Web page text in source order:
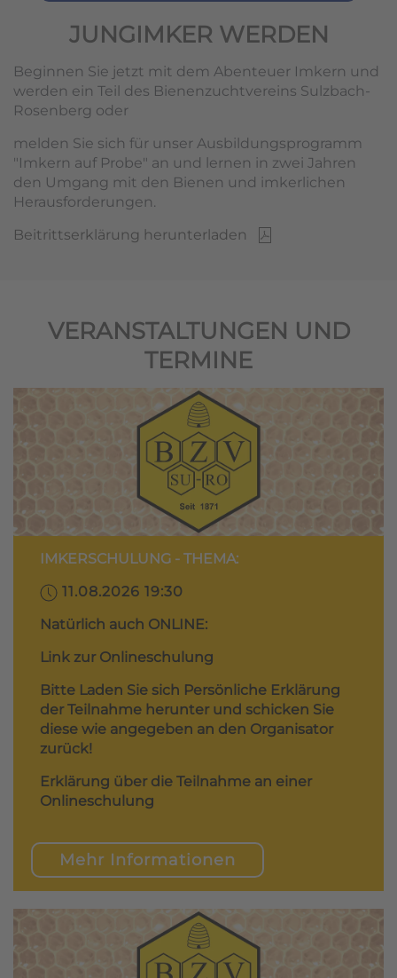
JUNGIMKER WERDEN
Beginnen Sie jetzt mit dem Abenteuer Imkern und
werden ein Teil des Bienenzuchtvereins Sulzbach-
Rosenberg oder
melden Sie sich für unser Ausbildungsprogramm
"Imkern auf Probe" an und lernen in zwei Jahren
den Umgang mit den Bienen und imkerlichen
Herausforderungen.
Beitrittserklärung herunterladen
VERANSTALTUNGEN UND
TERMINE
IMKERSCHULUNG - THEMA:
11.08.2026 19:30
Natürlich auch ONLINE:
Link zur Onlineschulung
Bitte Laden Sie sich Persönliche Erklärung
der Teilnahme herunter und schicken Sie
diese wie angegeben an den Organisator
zurück!
Erklärung über die Teilnahme an einer
Onlineschulung
Mehr Informationen